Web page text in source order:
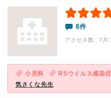
8件
アクセス数 7月:
小児科 RSウイルス感染症
気さくな先生